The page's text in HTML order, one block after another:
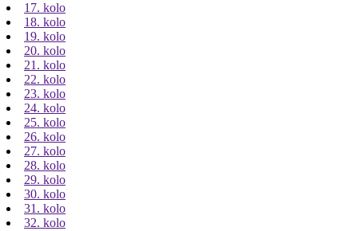
17. kolo
18. kolo
19. kolo
20. kolo
21. kolo
22. kolo
23. kolo
24. kolo
25. kolo
26. kolo
27. kolo
28. kolo
29. kolo
30. kolo
31. kolo
32. kolo